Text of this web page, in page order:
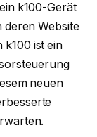
k100-Gerät
Website
k100 ist ein
neuen